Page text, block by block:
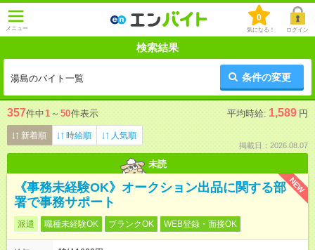
メニュー
0
気になる！ ログイン
検索結果
湯島のバイト一覧 条件の変更
357件中1 ～ 50件表示 平均時給: 1,589 円
新着順 時給順 人気順
掲載日：2026.08.07
未読
NEW
《事務未経験OK》オークション出品に関する部
署で事務サポート
派遣 職種未経験OK ブランクOK WEB登録・面接OK